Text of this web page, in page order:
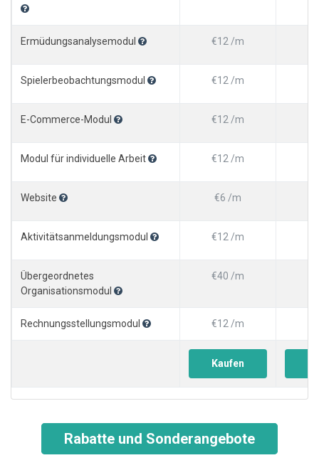
Ermüdungsanalysemodul €12 /m
Spielerbeobachtungsmodul €12 /m
E-Commerce-Modul €12 /m
Modul für individuelle Arbeit €12 /m
Website €6 /m
Aktivitätsanmeldungsmodul €12 /m
Übergeordnetes
Organisationsmodul
€40 /m
Rechnungsstellungsmodul €12 /m
Kaufen
Rabatte und Sonderangebote